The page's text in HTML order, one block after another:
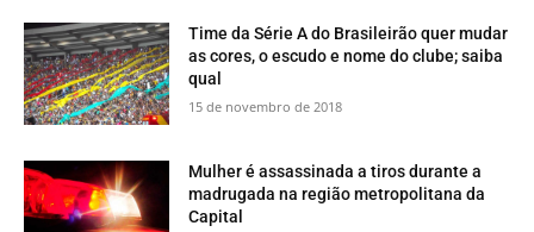
Time da Série A do Brasileirão quer mudar
as cores, o escudo e nome do clube; saiba
qual
15 de novembro de 2018
Mulher é assassinada a tiros durante a
madrugada na região metropolitana da
Capital